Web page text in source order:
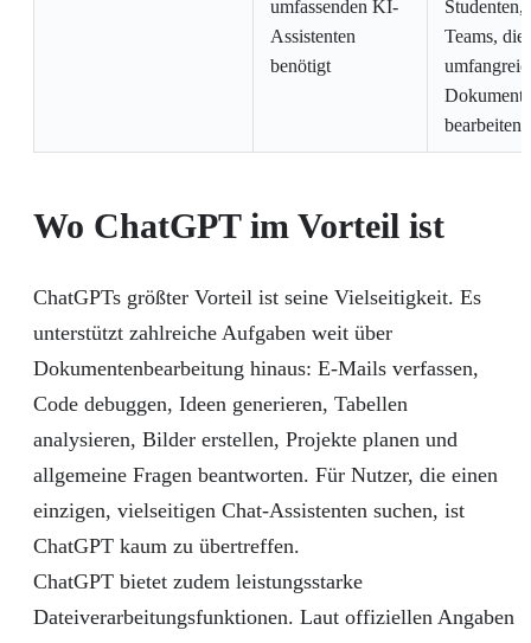
umfassenden KI-
Assistenten
benötigt
Studenten,
Teams,
bearbeiten
Wo ChatGPT im Vorteil ist
ChatGPTs größter Vorteil ist seine Vielseitigkeit. Es
unterstützt zahlreiche Aufgaben weit über
Dokumentenbearbeitung hinaus: E-Mails verfassen,
Code debuggen, Ideen generieren, Tabellen
analysieren, Bilder erstellen, Projekte planen und
allgemeine Fragen beantworten. Für Nutzer, die einen
einzigen, vielseitigen Chat-Assistenten suchen, ist
ChatGPT kaum zu übertreffen.
ChatGPT bietet zudem leistungsstarke
Dateiverarbeitungsfunktionen. Laut offiziellen Angaben